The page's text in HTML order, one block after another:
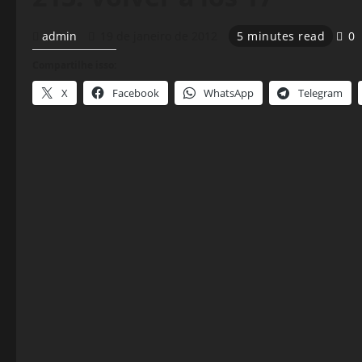
admin 5 minutes read 0
X Facebook WhatsApp Telegram